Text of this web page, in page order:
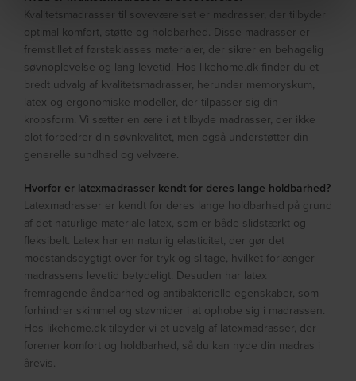
Kvalitetsmadrasser til soveværelset er madrasser, der tilbyder
optimal komfort, støtte og holdbarhed. Disse madrasser er
fremstillet af førsteklasses materialer, der sikrer en behagelig
søvnoplevelse og lang levetid. Hos likehome.dk finder du et
bredt udvalg af kvalitetsmadrasser, herunder memoryskum,
latex og ergonomiske modeller, der tilpasser sig din
kropsform. Vi sætter en ære i at tilbyde madrasser, der ikke
blot forbedrer din søvnkvalitet, men også understøtter din
generelle sundhed og velvære.
Hvorfor er latexmadrasser kendt for deres lange holdbarhed?
Latexmadrasser er kendt for deres lange holdbarhed på grund
af det naturlige materiale latex, som er både slidstærkt og
fleksibelt. Latex har en naturlig elasticitet, der gør det
modstandsdygtigt over for tryk og slitage, hvilket forlænger
madrassens levetid betydeligt. Desuden har latex
fremragende åndbarhed og antibakterielle egenskaber, som
forhindrer skimmel og støvmider i at ophobe sig i madrassen.
Hos likehome.dk tilbyder vi et udvalg af latexmadrasser, der
forener komfort og holdbarhed, så du kan nyde din madras i
årevis.